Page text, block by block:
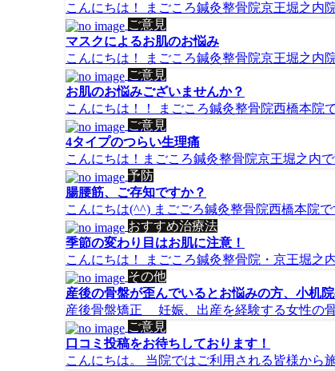
こんにちは！ まごころ鍼灸整骨院京王堀之内
ご意見
マスクによるお肌のお悩み
こんにちは！ まごころ鍼灸整骨院京王堀之内
ご意見
お肌のお悩みございませんか？
こんにちは！！ まごころ鍼灸整骨院西橋本院
ご意見
4タイプのつらい生理痛
こんにちは！まごころ鍼灸整骨院京王堀之内
予防
腸腰筋、ご存知ですか？
こんにちは(^^) まごごろ鍼灸整骨院西橋本院
おすすめ治療法
季節の変わり目はお肌に注意！
こんにちは！ まごころ鍼灸整骨院・京王堀之
その他
産後の骨盤が歪んでいるとお悩みの方、小机
産後骨盤矯正 妊娠、出産を経験する女性の
ご意見
口コミ投稿をお待ちしております！
こんにちは。 当院ではご利用される皆様から